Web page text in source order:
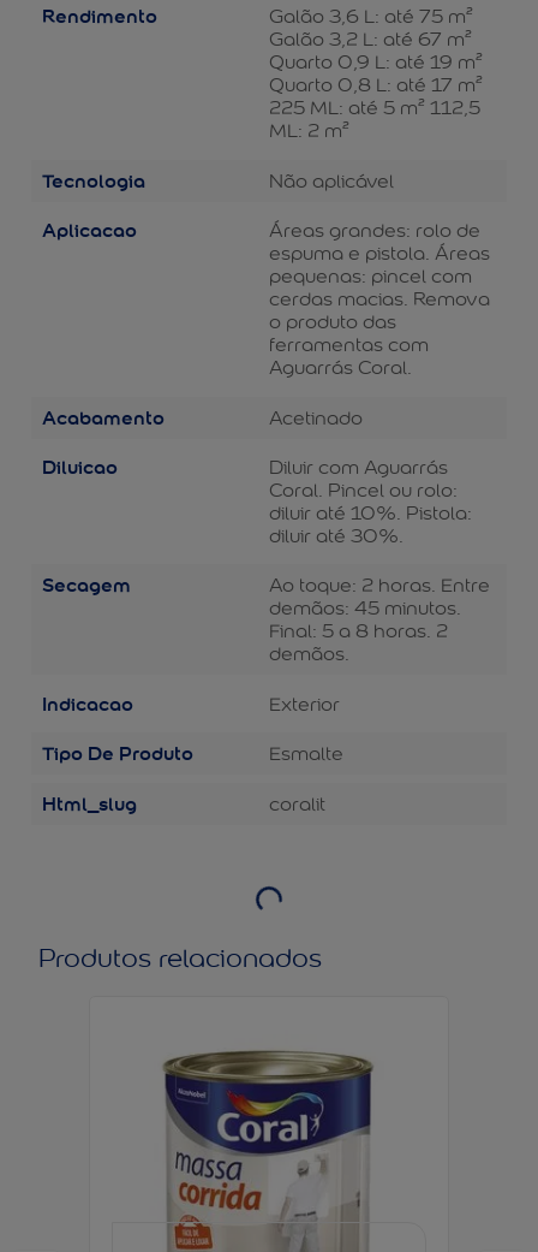
Rendimento
Galão 3,6 L: até 75 m²
Galão 3,2 L: até 67 m²
Quarto 0,9 L: até 19 m²
Quarto 0,8 L: até 17 m²
225 ML: até 5 m² 112,5
ML: 2 m²
Tecnologia Não aplicável
Aplicacao
Áreas grandes: rolo de
espuma e pistola. Áreas
pequenas: pincel com
cerdas macias. Remova
o produto das
ferramentas com
Aguarrás Coral.
Acabamento Acetinado
Diluicao
Diluir com Aguarrás
Coral. Pincel ou rolo:
diluir até 10%. Pistola:
diluir até 30%.
Secagem
Ao toque: 2 horas. Entre
demãos: 45 minutos.
Final: 5 a 8 horas. 2
demãos.
Indicacao Exterior
Tipo De Produto Esmalte
Html_slug coralit
Produtos relacionados